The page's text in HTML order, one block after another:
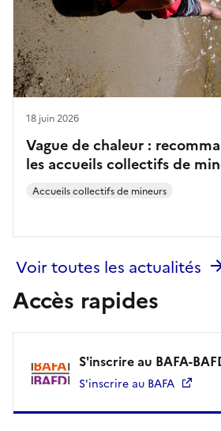
Vague de chaleur :
les accueils collectifs de
Accueils collectifs de mineurs
18 juin 2026
Voir toutes les actualités
Accès rapides
S'inscrire au BAFA-
S'inscrire au BAFA